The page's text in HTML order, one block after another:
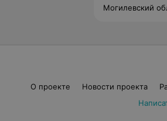
Могилевский
О проекте Новости проекта